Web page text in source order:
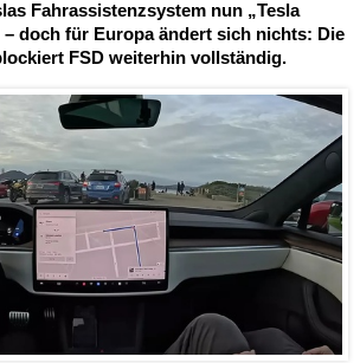
Fahrassistenzsystem nun „Tesla
doch für Europa ändert sich nichts: Die
FSD weiterhin vollständig.